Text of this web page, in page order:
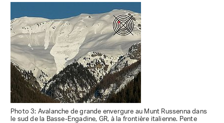
Photo 3: Avalanche de grande envergure au Munt Russenna dans
le sud de la Basse-Engadine, GR, à la frontière italienne. Pente